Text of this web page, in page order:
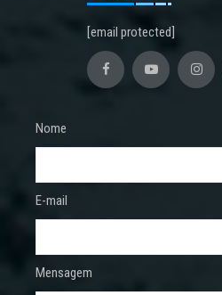
[email protected]
Nome
E-mail
Mensagem